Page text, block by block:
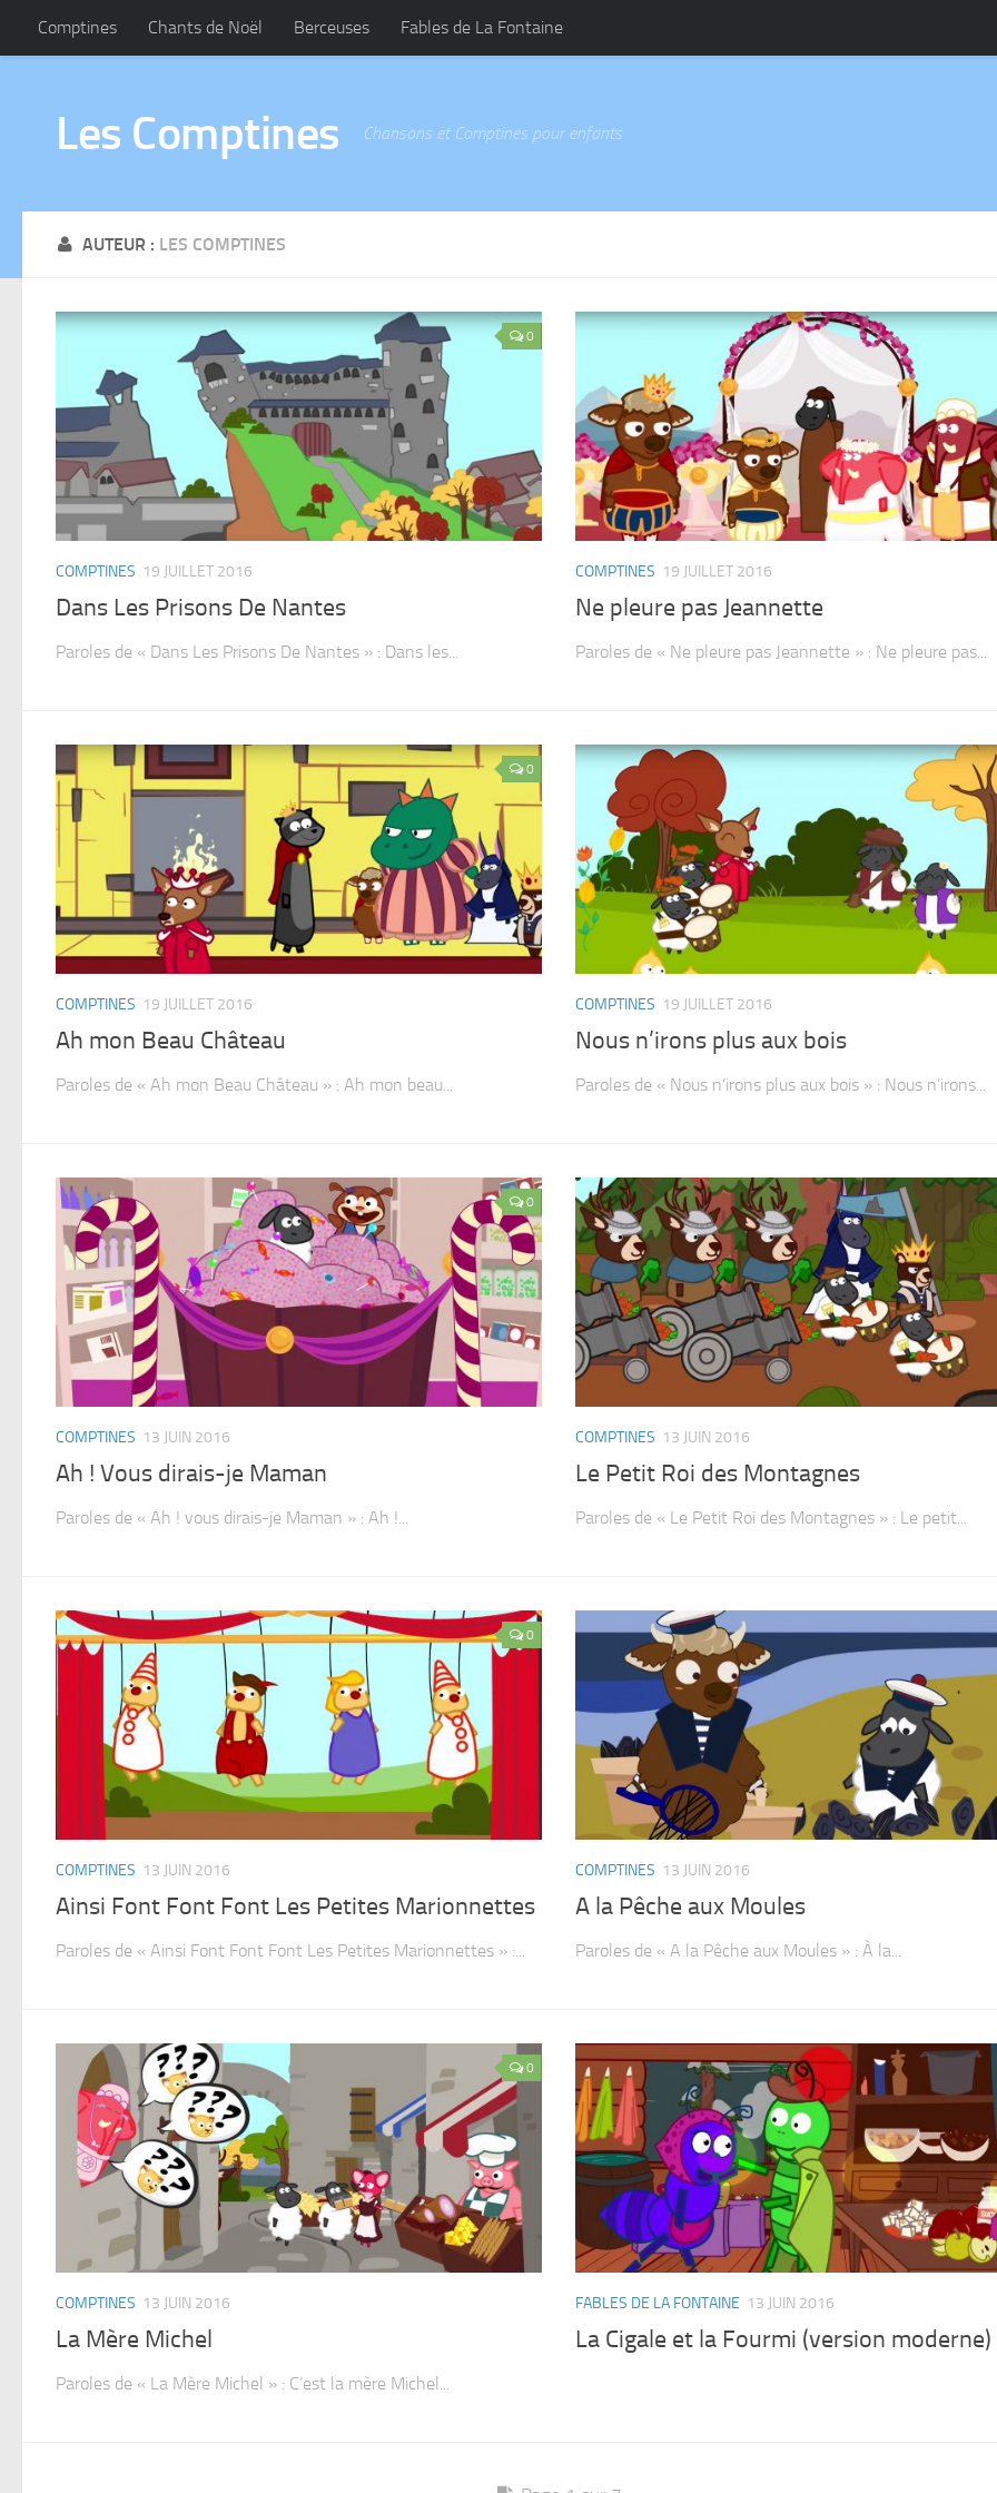
Comptines Chants de Noël Berceuses Fables de La Fontaine
Les Comptines Chansons et Comptines pour enfants
AUTEUR : LES COMPTINES
0
COMPTINES 19 JUILLET 2016
Dans Les Prisons De Nantes
Paroles de « Dans Les Prisons De Nantes » : Dans les...
COMPTINES 19 JUILLET 2016
Ne pleure pas Jeannette
Paroles de « Ne pleure pas Jeannette » : Ne pleure pas...
0
COMPTINES 19 JUILLET 2016
Ah mon Beau Château
Paroles de « Ah mon Beau Château » : Ah mon beau...
COMPTINES 19 JUILLET 2016
Nous n’irons plus aux bois
Paroles de « Nous n’irons plus aux bois » : Nous n’irons...
0
COMPTINES 13 JUIN 2016
Ah ! Vous dirais-je Maman
Paroles de « Ah ! vous dirais-je Maman » : Ah !...
COMPTINES 13 JUIN 2016
Le Petit Roi des Montagnes
Paroles de « Le Petit Roi des Montagnes » : Le petit...
0
COMPTINES 13 JUIN 2016
Ainsi Font Font Font Les Petites Marionnettes
Paroles de « Ainsi Font Font Font Les Petites Marionnettes » :...
COMPTINES 13 JUIN 2016
A la Pêche aux Moules
Paroles de « A la Pêche aux Moules » : À la...
0
COMPTINES 13 JUIN 2016
La Mère Michel
Paroles de « La Mère Michel » : C’est la mère Michel...
FABLES DE LA FONTAINE 13 JUIN 2016
La Cigale et la Fourmi (version moderne)